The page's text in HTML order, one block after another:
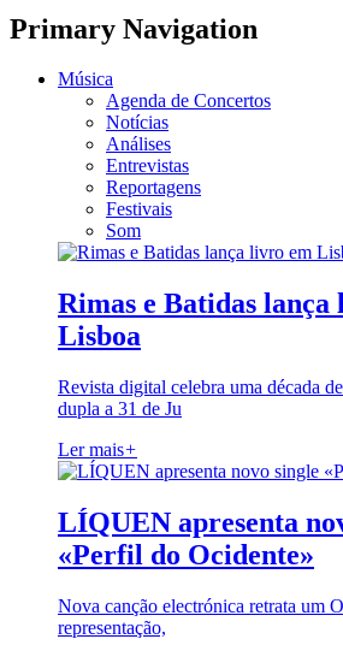
Primary Navigation
Música
Agenda de Concertos
Notícias
Análises
Entrevistas
Reportagens
Festivais
Som
Rimas e Batidas lança
Lisboa
Revista digital celebra uma década
dupla a 31 de Ju
Ler mais+
LÍQUEN apresenta
«Perfil do Ocidente»
Nova canção electrónica retrata um
representação,